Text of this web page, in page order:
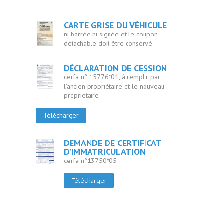
CARTE GRISE DU VÉHICULE
ni barrée ni signée et le coupon
détachable doit être conservé
DÉCLARATION DE CESSION
cerfa n° 15776*01, à remplir par
l’ancien propriétaire et le nouveau
proprietaire
Télécharger
DEMANDE DE CERTIFICAT
D’IMMATRICULATION
cerfa n°13750*05
Télécharger